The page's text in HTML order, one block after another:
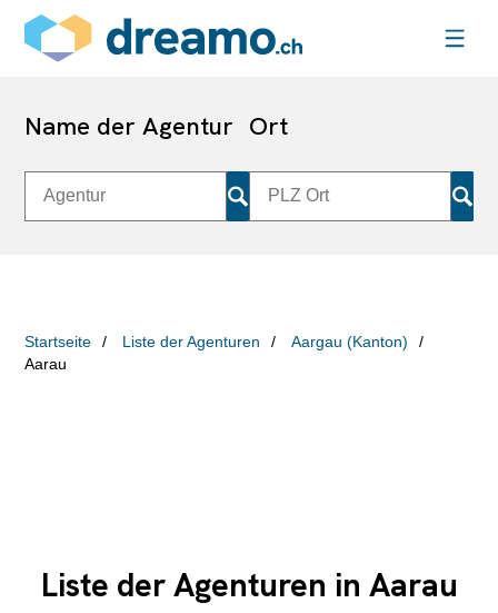
Name der Agentur Ort
Startseite Liste der Agenturen
Aargau (Kanton)
Aarau
Liste der Agenturen in Aarau